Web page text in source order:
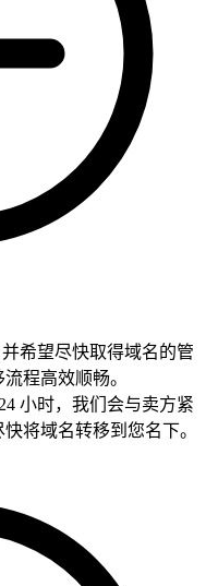
并希望尽快取得域名的管
程高效顺畅。
小时，我们会与卖方紧
将域名转移到您名下。